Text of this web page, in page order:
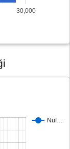
30,000
Nüf…